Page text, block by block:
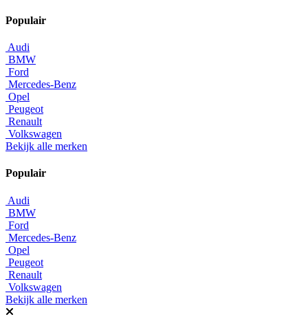
Populair
Audi
BMW
Ford
Mercedes-Benz
Opel
Peugeot
Renault
Volkswagen
Bekijk alle merken
Populair
Audi
BMW
Ford
Mercedes-Benz
Opel
Peugeot
Renault
Volkswagen
Bekijk alle merken